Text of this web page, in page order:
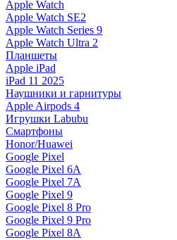
Apple Watch
Apple Watch SE2
Apple Watch Series 9
Apple Watch Ultra 2
Планшеты
Apple iPad
iPad 11 2025
Наушники и гарнитуры
Apple Airpods 4
Игрушки Labubu
Смартфоны
Honor/Huawei
Google Pixel
Google Pixel 6A
Google Pixel 7А
Google Pixel 9
Google Pixel 8 Pro
Google Pixel 9 Pro
Google Pixel 8A